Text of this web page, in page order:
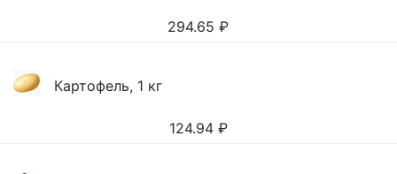
294.65 ₽
Картофель, 1 кг
124.94 ₽